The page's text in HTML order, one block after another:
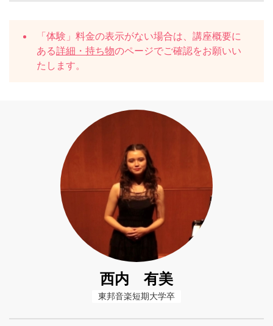
「体験」料金の表示がない場合は、講座概要に
ある詳細・持ち物のページでご確認をお願いい
たします。
西内 有美
東邦音楽短期大学卒